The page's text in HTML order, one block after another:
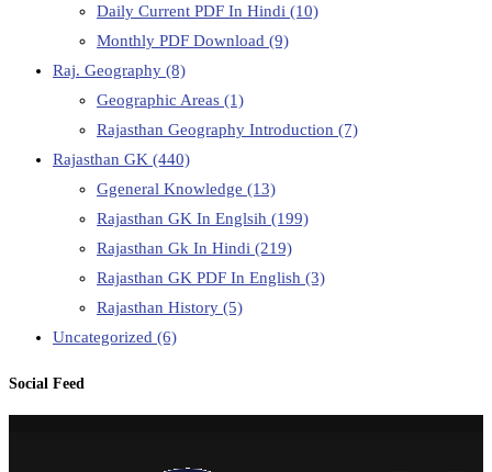
Daily Current PDF In Hindi (10)
Monthly PDF Download (9)
Raj. Geography (8)
Geographic Areas (1)
Rajasthan Geography Introduction (7)
Rajasthan GK (440)
Ggeneral Knowledge (13)
Rajasthan GK In Englsih (199)
Rajasthan Gk In Hindi (219)
Rajasthan GK PDF In English (3)
Rajasthan History (5)
Uncategorized (6)
Social Feed